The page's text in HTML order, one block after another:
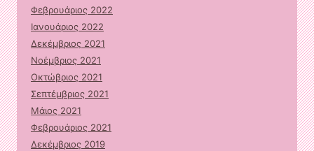
Φεβρουάριος 2022
Ιανουάριος 2022
Δεκέμβριος 2021
Νοέμβριος 2021
Οκτώβριος 2021
Σεπτέμβριος 2021
Μάιος 2021
Φεβρουάριος 2021
Δεκέμβριος 2019